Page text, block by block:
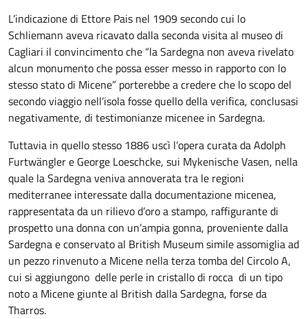
L’indicazione di Ettore Pais nel 1909 secondo cui lo
Schliemann aveva ricavato dalla seconda visita al museo di
Cagliari il convincimento che “la Sardegna non aveva rivelato
alcun monumento che possa esser messo in rapporto con lo
stesso stato di Micene” porterebbe a credere che lo scopo del
secondo viaggio nell’isola fosse quello della verifica, conclusasi
negativamente, di testimonianze micenee in Sardegna.
Tuttavia in quello stesso 1886 uscì l’opera curata da Adolph
Furtwängler e George Loeschcke, sui Mykenische Vasen, nella
quale la Sardegna veniva annoverata tra le regioni
mediterranee interessate dalla documentazione micenea,
rappresentata da un rilievo d’oro a stampo, raffigurante di
prospetto una donna con un’ampia gonna, proveniente dalla
Sardegna e conservato al British Museum simile assomiglia ad
un pezzo rinvenuto a Micene nella terza tomba del Circolo A,
cui si aggiungono delle perle in cristallo di rocca di un tipo
noto a Micene giunte al British dalla Sardegna, forse da
Tharros.